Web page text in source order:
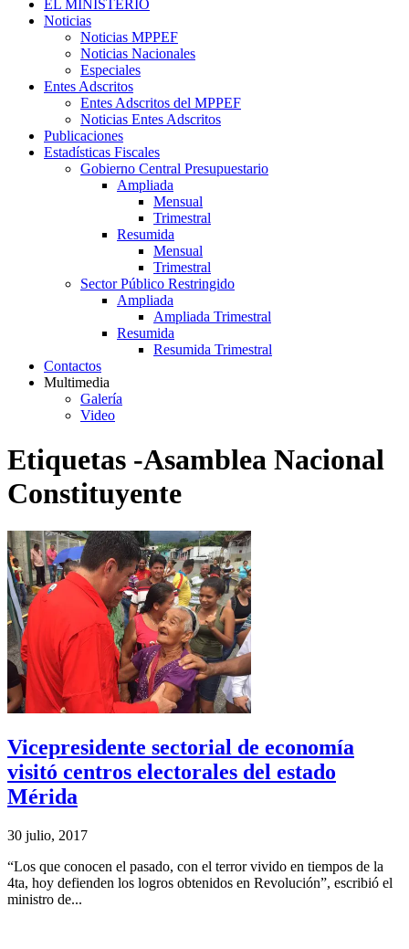
EL MINISTERIO
Noticias
Noticias MPPEF
Noticias Nacionales
Especiales
Entes Adscritos
Entes Adscritos del MPPEF
Noticias Entes Adscritos
Publicaciones
Estadísticas Fiscales
Gobierno Central Presupuestario
Ampliada
Mensual
Trimestral
Resumida
Mensual
Trimestral
Sector Público Restringido
Ampliada
Ampliada Trimestral
Resumida
Resumida Trimestral
Contactos
Multimedia
Galería
Video
Etiquetas -Asamblea Nacional
Constituyente
Vicepresidente sectorial de economía
visitó centros electorales del estado
Mérida
30 julio, 2017
“Los que conocen el pasado, con el terror vivido en tiempos de la
4ta, hoy defienden los logros obtenidos en Revolución”, escribió el
ministro de...